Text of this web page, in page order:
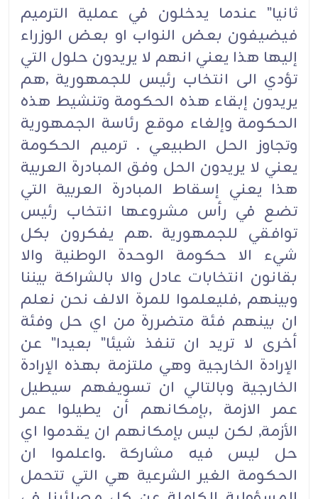
ثانيا" عندما يدخلون في عملية الترميم
فيضيفون بعض النواب او بعض الوزراء
إليها هذا يعني انهم لا يريدون حلول التي
تؤدي الى انتخاب رئيس للجمهورية ,هم
يريدون إبقاء هذه الحكومة وتنشيط هذه
الحكومة وإلغاء موقع رئاسة الجمهورية
وتجاوز الحل الطبيعي . ترميم الحكومة
يعني لا يريدون الحل وفق المبادرة العربية
هذا يعني إسقاط المبادرة العربية التي
تضع في رأس مشروعها انتخاب رئيس
توافقي للجمهورية .هم يفكرون بكل
شيء الا حكومة الوحدة الوطنية والا
بقانون انتخابات عادل والا بالشراكة بيننا
وبينهم ,فليعلموا للمرة الالف نحن نعلم
ان بينهم فئة متضررة من اي حل وفئة
أخرى لا تريد ان تنفذ شيئا" بعيدا" عن
الإرادة الخارجية وهي ملتزمة بهذه الإرادة
الخارجية وبالتالي ان تسويفهم سيطيل
عمر الازمة ,بإمكانهم أن يطيلوا عمر
الأزمة, لكن ليس بإمكانهم ان يقدموا اي
حل ليس فيه مشاركة .واعلموا ان
الحكومة الغير الشرعية هي التي تتحمل